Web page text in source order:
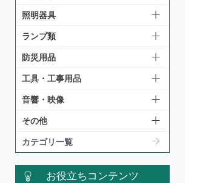
照明器具
ランプ類
防災用品
工具・工事用品
音響・映像
その他
カテゴリ一覧
お役立ちコンテンツ